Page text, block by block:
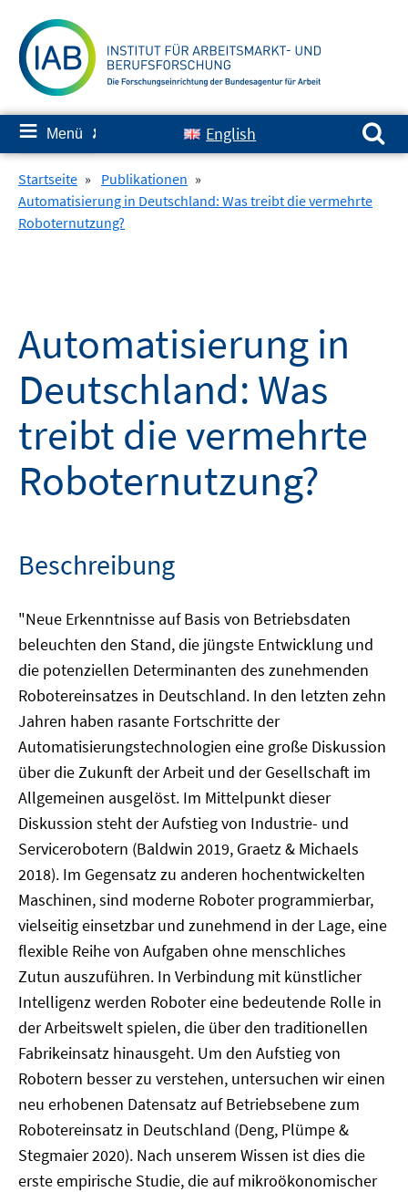
zum
Inhalt
≡ Menü ✘ English
Suchen nach:
Startseite » Publikationen »
Automatisierung in Deutschland: Was treibt die vermehrte
Roboternutzung?
Automatisierung in
Deutschland: Was
treibt die vermehrte
Roboternutzung?
Beschreibung
"Neue Erkenntnisse auf Basis von Betriebsdaten
beleuchten den Stand, die jüngste Entwicklung und
die potenziellen Determinanten des zunehmenden
Robotereinsatzes in Deutschland. In den letzten zehn
Jahren haben rasante Fortschritte der
Automatisierungstechnologien eine große Diskussion
über die Zukunft der Arbeit und der Gesellschaft im
Allgemeinen ausgelöst. Im Mittelpunkt dieser
Diskussion steht der Aufstieg von Industrie- und
Servicerobotern (Baldwin 2019, Graetz & Michaels
2018). Im Gegensatz zu anderen hochentwickelten
Maschinen, sind moderne Roboter programmierbar,
vielseitig einsetzbar und zunehmend in der Lage, eine
flexible Reihe von Aufgaben ohne menschliches
Zutun auszuführen. In Verbindung mit künstlicher
Intelligenz werden Roboter eine bedeutende Rolle in
der Arbeitswelt spielen, die über den traditionellen
Fabrikeinsatz hinausgeht. Um den Aufstieg von
Robotern besser zu verstehen, untersuchen wir einen
neu erhobenen Datensatz auf Betriebsebene zum
Robotereinsatz in Deutschland (Deng, Plümpe &
Stegmaier 2020). Nach unserem Wissen ist dies die
erste empirische Studie, die auf mikroökonomischer